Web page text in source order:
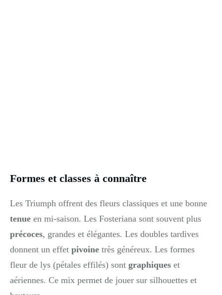
Formes et classes à connaître
Les Triumph offrent des fleurs classiques et une bonne
tenue en mi-saison. Les Fosteriana sont souvent plus
précoces, grandes et élégantes. Les doubles tardives
donnent un effet pivoine très généreux. Les formes
fleur de lys (pétales effilés) sont graphiques et
aériennes. Ce mix permet de jouer sur silhouettes et